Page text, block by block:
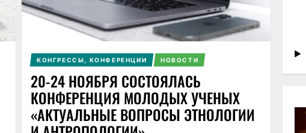
КОНГРЕССЫ, КОНФЕРЕНЦИИ НОВОСТИ
20-24 НОЯБРЯ СОСТОЯЛАСЬ
КОНФЕРЕНЦИЯ МОЛОДЫХ УЧЕНЫХ
«АКТУАЛЬНЫЕ ВОПРОСЫ ЭТНОЛОГИИ